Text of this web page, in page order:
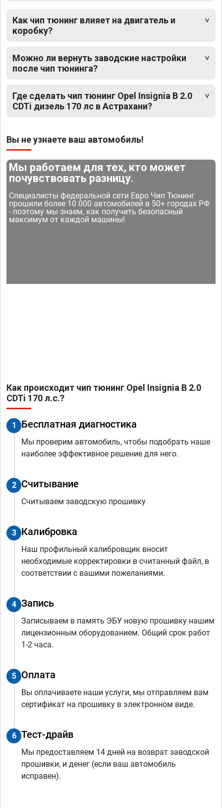
Как чип тюнинг влияет на двигатель и
коробку?
Можно ли вернуть заводские настройки
после чип тюнинга?
Где сделать чип тюнинг Opel Insignia B 2.0
CDTi дизель 170 лс в Астрахани?
Вы не узнаете ваш автомобиль!
Мы работаем для тех, кто может
почувствовать разницу.
Специалисты федеральной сети Евро Чип Тюнинг
прошили более 10 000 автомобилей в 50+ городах РФ
- поэтому мы знаем, как получить безопасный
максимум от каждой машины!
Как происходит чип тюнинг Opel Insignia B 2.0
CDTi 170 л.с.?
1 Бесплатная диагностика
Мы проверим автомобиль, чтобы подобрать наше
наиболее эффективное решение для него.
2 Считывание
Считываем заводскую прошивку
3 Калибровка
Наш профильный калибровщик вносит
необходимые корректировки в считанный файл, в
соответствии с вашими пожеланиями.
4 Запись
Записываем в память ЭБУ новую прошивку нашим
лицензионным оборудованием. Общий срок работ
1-2 часа.
5 Оплата
Вы оплачиваете наши услуги, мы отправляем вам
сертификат на прошивку в электронном виде.
6 Тест-драйв
Мы предоставляем 14 дней на возврат заводской
прошивки, и денег (если ваш автомобиль
исправен).